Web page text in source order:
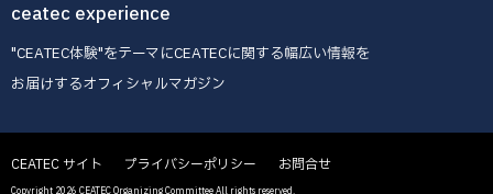
ceatec experience
"CEATEC体験"をテーマにCEATECに関する幅広い情報を
お届けするオフィシャルマガジン
CEATEC サイト プライバシーポリシー お問合せ